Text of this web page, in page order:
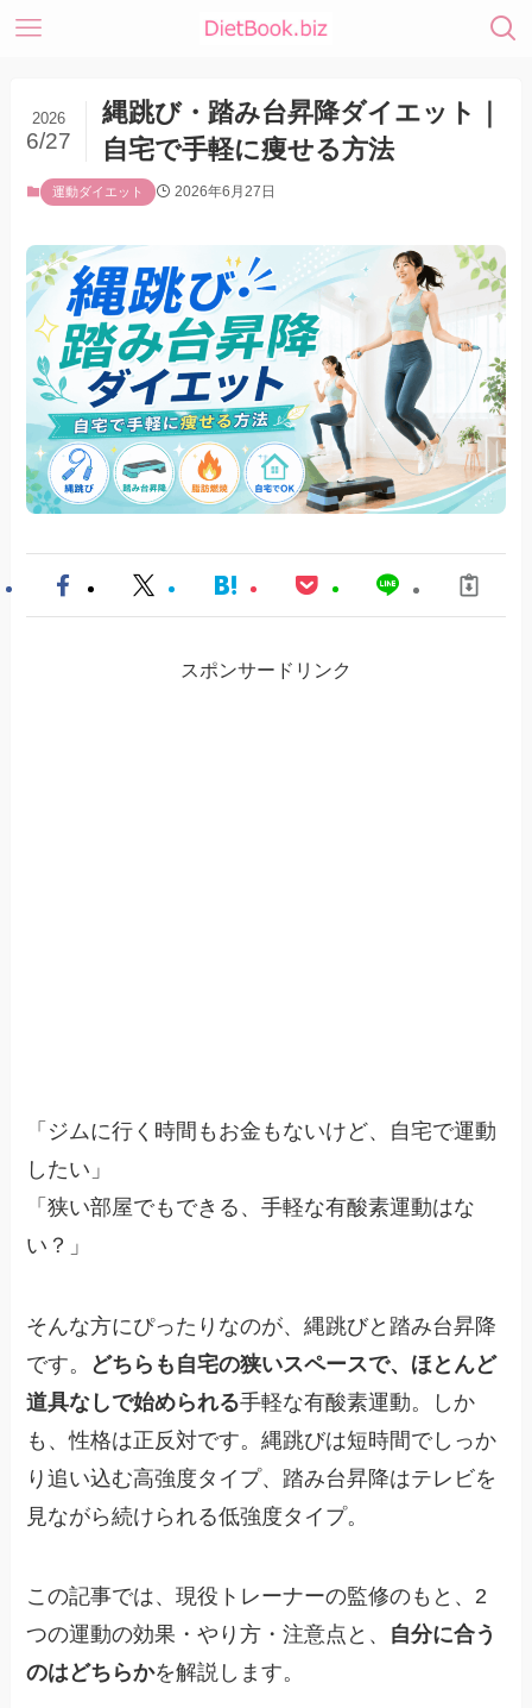
縄跳び・踏み台昇降ダイエット｜
自宅で手軽に痩せる方法
2026
6/27
運動ダイエット 2026年6月27日
スポンサードリンク
「ジムに行く時間もお金もないけど、自宅で運動
したい」
「狭い部屋でもできる、手軽な有酸素運動はな
い？」
そんな方にぴったりなのが、縄跳びと踏み台昇降
です。
どちらも自宅の狭いスペースで、ほとんど
道具なしで始められる手軽な有酸素運動。しか
も、性格は正反対です。縄跳びは短時間でしっか
り追い込む高強度タイプ、踏み台昇降はテレビを
見ながら続けられる低強度タイプ。
この記事では、現役トレーナーの監修のもと、2
つの運動の効果・やり方・注意点と、 自分に合う
のはどちらかを解説します。